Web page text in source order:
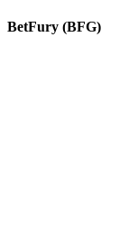
BetFury (BFG)